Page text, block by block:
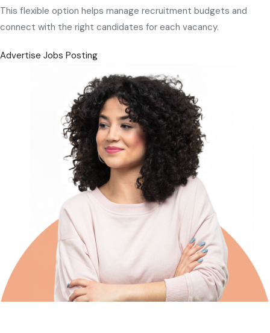
This flexible option helps manage recruitment budgets and
connect with the right candidates for each vacancy.
Advertise Jobs Posting